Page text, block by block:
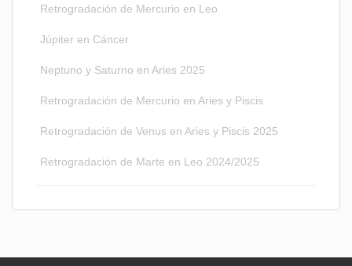
Retrogradación de Mercurio en Leo
Júpiter en Cáncer
Neptuno y Saturno en Aries 2025
Retrogradación de Mercurio en Aries y Piscis
Retrogradación de Venus en Aries y Piscis 2025
Retrogradación de Marte en Leo 2024/2025